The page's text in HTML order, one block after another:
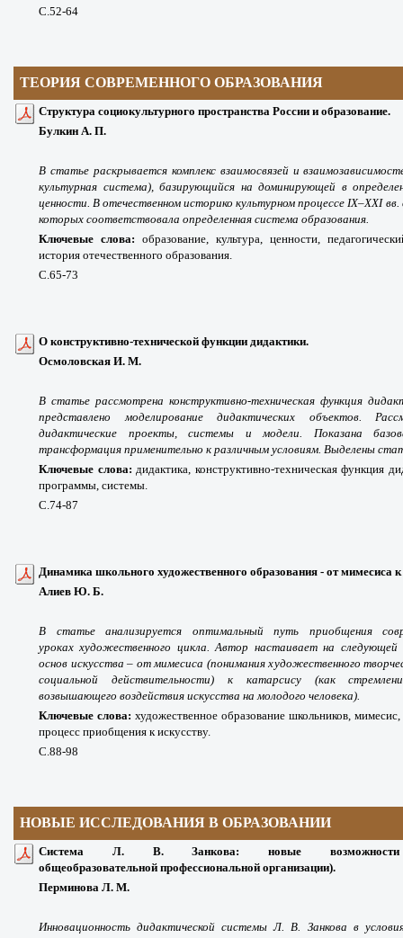
С.52-64
ТЕОРИЯ СОВРЕМЕННОГО ОБРАЗОВАНИЯ
Структура социокультурного пространства России и образование.
Булкин А. П.
В статье раскрывается комплекс взаимосвязей и
культурная система), базирующийся на доминирующей в
ценности. В отечественном историко культурном процессе IX–XXI
которых соответствовала определенная система образования.
Ключевые слова: образование, культура, ценности,
история отечественного образования.
С.65-73
О конструктивно-технической функции дидактики.
Осмоловская И. М.
В статье рассмотрена конструктивно-техническая функция
представлено моделирование дидактических объектов.
дидактические проекты, системы и модели. Показана
трансформация применительно к различным условиям. Выделены
Ключевые слова: дидактика, конструктивно-техническая функция
программы, системы.
С.74-87
Динамика школьного художественного образования - от мимесиса к
Алиев Ю. Б.
В статье анализируется оптимальный путь приобщения
урокаххудожественного цикла. Автор настаивает на следующей
основ искусства – от мимесиса (понимания художественного
социальной действительности) к катарсису (как
возвышающего воздействия искусства на молодого человека).
Ключевые слова: художественное образование школьников,
процесс приобщения к искусству.
С.88-98
НОВЫЕ ИССЛЕДОВАНИЯ В ОБРАЗОВАНИИ
Система Л. В. Занкова: новые
общеобразовательной профессиональной организации).
Перминова Л. М.
Инновационность дидактической системы Л. В. Занкова в